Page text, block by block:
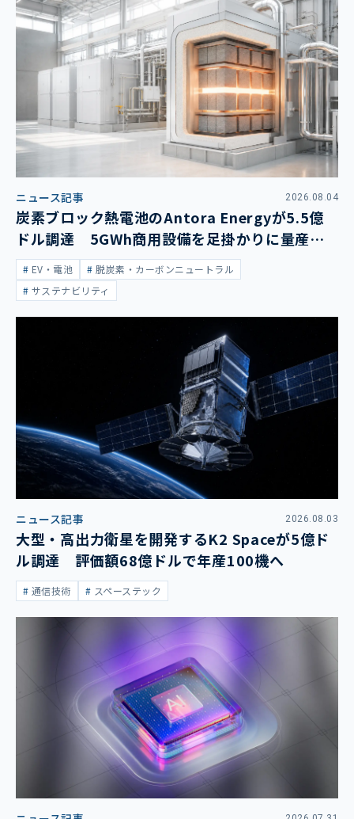
ニュース記事 2026.08.04
炭素ブロック熱電池のAntora Energyが5.5億
ドル調達 5GWh商用設備を足掛かりに量産拡
大EV・電池
脱炭素・カーボンニュートラル
サステナビリティ
ニュース記事 2026.08.03
大型・高出力衛星を開発するK2 Spaceが5億ド
ル調達 評価額68億ドルで年産100機へ
通信技術 スペーステック